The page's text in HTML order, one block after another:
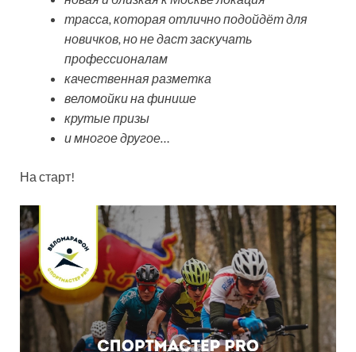
трасса, которая отлично подойдёт для
новичков, но не даст заскучать
профессионалам
качественная разметка
веломойки на финише
крутые призы
и многое другое…
На старт!